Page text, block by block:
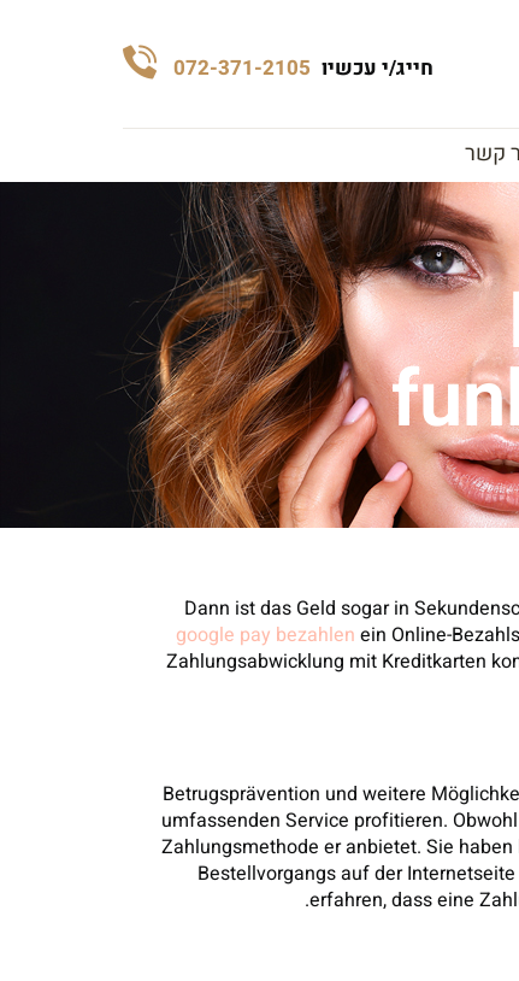
חייג/י עכשיו 072-371-2105
קשר
Dann ist das Geld sogar in
google pay bezahlen ein Online-
Zahlungsabwicklung mit Kreditkarten
Betrugsprävention und weitere
umfassenden Service profitieren.
Zahlungsmethode er anbietet. Sie
Bestellvorgangs auf der
erfahren, dass eine